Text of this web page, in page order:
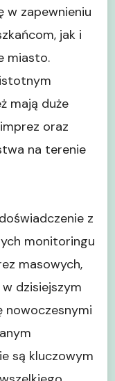
w zapewnieniu
jak i
miasto.
mają duże
oraz
na terenie
z
monitoringu
masowych,
dzisiejszym
nowoczesnymi
są kluczowym